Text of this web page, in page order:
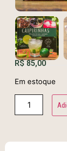
R$85,00
Em estoque